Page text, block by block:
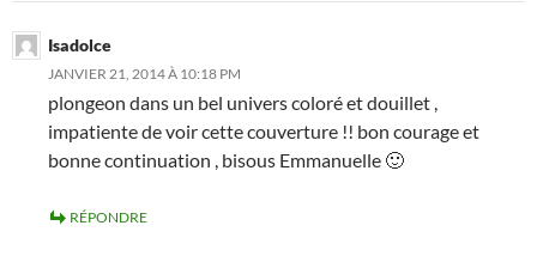
Isadolce
JANVIER 21, 2014 À 10:18 PM
plongeon dans un bel univers coloré et douillet ,
impatiente de voir cette couverture !! bon courage et
bonne continuation , bisous Emmanuelle 🙂
RÉPONDRE